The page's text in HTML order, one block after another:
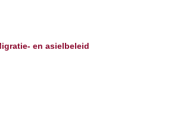
en asielbeleid